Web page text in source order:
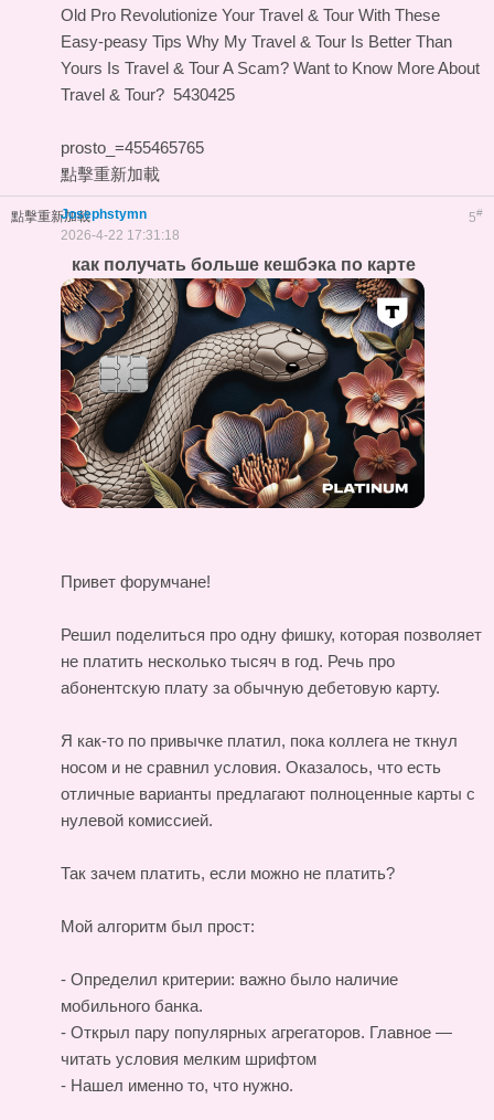
Old Pro Revolutionize Your Travel & Tour With These
Easy-peasy Tips Why My Travel & Tour Is Better Than
Yours Is Travel & Tour A Scam? Want to Know More About
Travel & Tour? 5430425
prosto_=455465765
點擊重新加載
點擊重新加載 5#
Josephstymn
2026-4-22 17:31:18
как получать больше кешбэка по карте
Привет форумчане!
Решил поделиться про одну фишку, которая позволяет
не платить несколько тысяч в год. Речь про
абонентскую плату за обычную дебетовую карту.
Я как-то по привычке платил, пока коллега не ткнул
носом и не сравнил условия. Оказалось, что есть
отличные варианты предлагают полноценные карты с
нулевой комиссией.
Так зачем платить, если можно не платить?
Мой алгоритм был прост:
- Определил критерии: важно было наличие
мобильного банка.
- Открыл пару популярных агрегаторов. Главное —
читать условия мелким шрифтом
- Нашел именно то, что нужно.